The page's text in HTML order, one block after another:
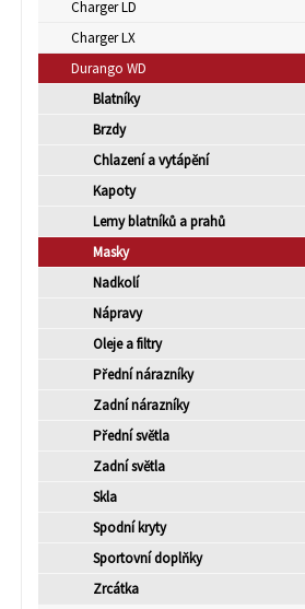
Charger LD
Charger LX
Durango WD
Blatníky
Brzdy
Chlazení a vytápění
Kapoty
Lemy blatníků a prahů
Masky
Nadkolí
Nápravy
Oleje a filtry
Přední nárazníky
Zadní nárazníky
Přední světla
Zadní světla
Skla
Spodní kryty
Sportovní doplňky
Zrcátka